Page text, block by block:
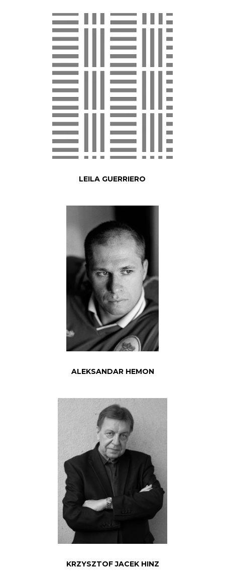
LEILA GUERRIERO
ALEKSANDAR HEMON
KRZYSZTOF JACEK HINZ